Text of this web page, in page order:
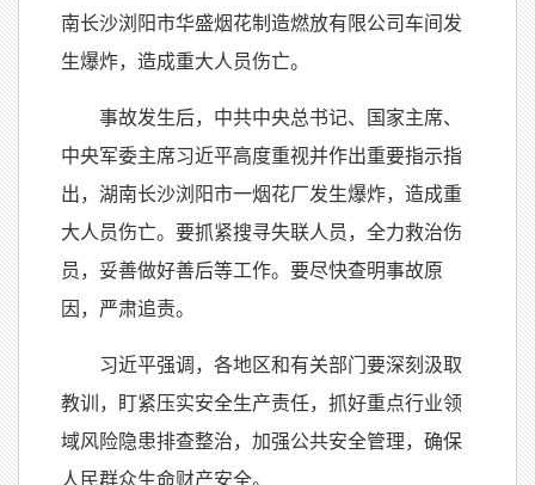
南长沙浏阳市华盛烟花制造燃放有限公司车间发
生爆炸，造成重大人员伤亡。
事故发生后，中共中央总书记、国家主席、
中央军委主席习近平高度重视并作出重要指示指
出，湖南长沙浏阳市一烟花厂发生爆炸，造成重
大人员伤亡。要抓紧搜寻失联人员，全力救治伤
员，妥善做好善后等工作。要尽快查明事故原
因，严肃追责。
习近平强调，各地区和有关部门要深刻汲取
教训，盯紧压实安全生产责任，抓好重点行业领
域风险隐患排查整治，加强公共安全管理，确保
人民群众生命财产安全。